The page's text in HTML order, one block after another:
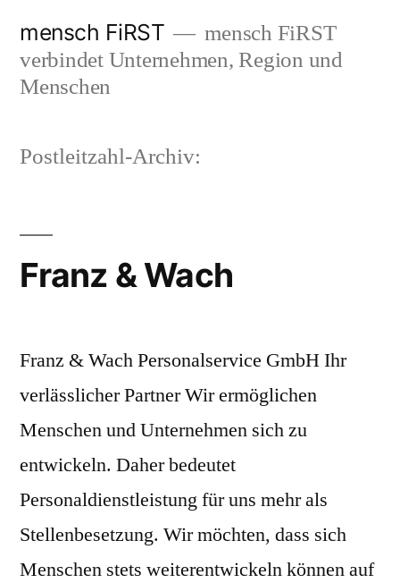
Inhalt
springen
mensch FiRST
mensch FiRST
verbindet Unternehmen, Region und
Menschen
Postleitzahl-Archiv:
Franz & Wach
Franz & Wach Personalservice GmbH Ihr
verlässlicher Partner Wir ermöglichen
Menschen und Unternehmen sich zu
entwickeln. Daher bedeutet
Personaldienstleistung für uns mehr als
Stellenbesetzung. Wir möchten, dass sich
Menschen stets weiterentwickeln können auf